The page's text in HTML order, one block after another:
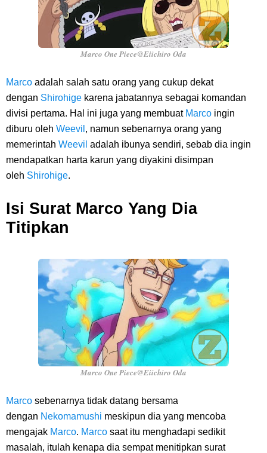
Marco One Piece@Eiichiro Oda
Marco adalah salah satu orang yang cukup dekat
dengan Shirohige karena jabatannya sebagai komandan
divisi pertama. Hal ini juga yang membuat Marco ingin
diburu oleh Weevil , namun sebenarnya orang yang
memerintah Weevil adalah ibunya sendiri, sebab dia ingin
mendapatkan harta karun yang diyakini disimpan
oleh Shirohige.
Isi Surat Marco Yang Dia
Titipkan
Marco One Piece@Eiichiro Oda
Marco sebenarnya tidak datang bersama
dengan Nekomamushi meskipun dia yang mencoba
mengajak Marco. Marco saat itu menghadapi sedikit
masalah, itulah kenapa dia sempat menitipkan surat